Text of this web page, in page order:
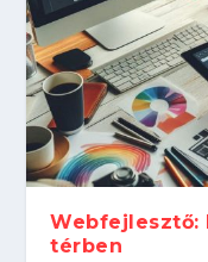
Hogyan
Így
állásinterjúra...
Kitalálod,
gépeket?
Nem sikerült
Tanulj
amikor
Webfejlesztő:
térben